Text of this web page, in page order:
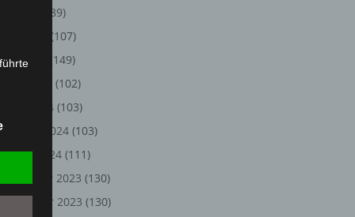
(89)
(107)
Mai 2024
(149)
(102)
März 2024 (103)
2024 (103)
2024 (111)
Dezember 2023 (130)
November 2023 (130)